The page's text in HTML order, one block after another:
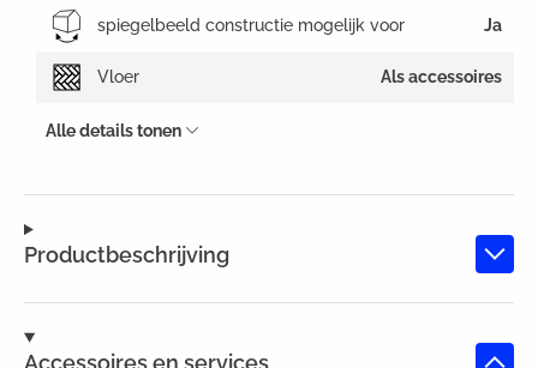
Productbeschrijving
Accessoires en services
spiegelbeeld constructie mogelijk voor Ja
Vloer Als accessoires
Alle details tonen